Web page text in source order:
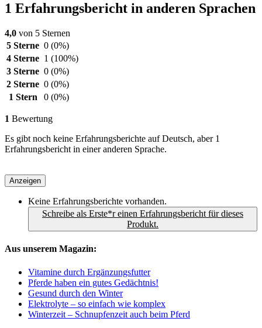
1 Erfahrungsbericht in anderen Sprachen
4,0 von 5 Sternen
5 Sterne 0 (0%)
4 Sterne 1 (100%)
3 Sterne 0 (0%)
2 Sterne 0 (0%)
1 Stern
0 (0%)
1 Bewertung
Es gibt noch keine Erfahrungsberichte auf Deutsch, aber 1
Erfahrungsbericht in einer anderen Sprache.
Anzeigen
Keine Erfahrungsberichte vorhanden.
Schreibe als Erste*r einen Erfahrungsbericht für dieses
Produkt.
Aus unserem Magazin:
Vitamine durch Ergänzungsfutter
Pferde haben ein gutes Gedächtnis!
Gesund durch den Winter
Elektrolyte – so einfach wie komplex
Winterzeit – Schnupfenzeit auch beim Pferd